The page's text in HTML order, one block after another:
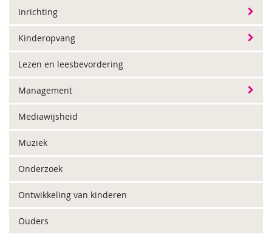
Inrichting
Kinderopvang
Lezen en leesbevordering
Management
Mediawijsheid
Muziek
Onderzoek
Ontwikkeling van kinderen
Ouders